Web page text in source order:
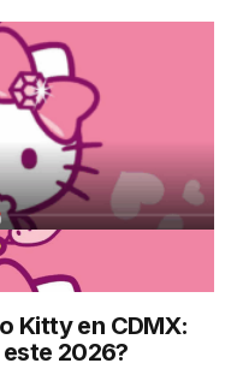
Kitty en CDMX:
2026?